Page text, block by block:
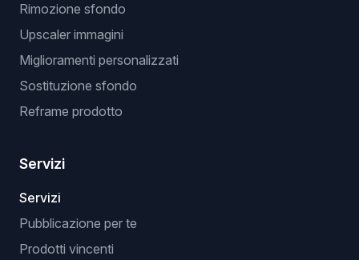
Rimozione sfondo
Upscaler immagini
Miglioramenti personalizzati
Sostituzione sfondo
Reframe prodotto
Servizi
Servizi
Pubblicazione per te
Prodotti vincenti